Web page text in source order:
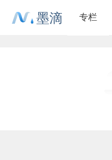
墨滴 专栏